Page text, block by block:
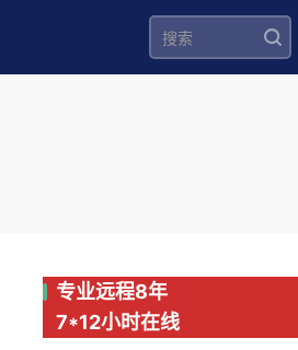
专业远程8年
7*12小时在线